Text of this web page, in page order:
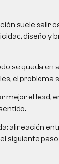
suele salir
diseño y
se queda en
el problema
mejor el lead,
alineación
siguiente